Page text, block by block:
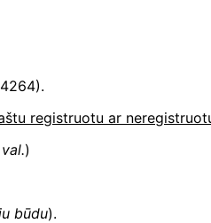
registruotu ar
)
būdu).